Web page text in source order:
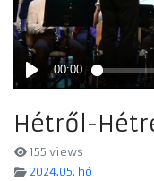
Hétről-
155 views
2024.05. hó